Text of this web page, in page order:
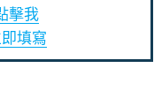
擊我
填寫